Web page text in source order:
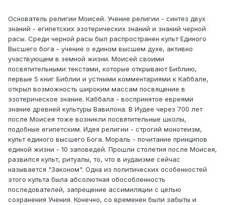
Основатель религии Моисей. Учение религии - синтез двух
знаний - египетских эзотерических знаний и знаний черной
расы. Среди черной расы был распространен культ Единого
Высшего бога - учение о едином высшем духе, активно
участвующем в земной жизни. Моисей своими
посвятительными текстами, которые открывают Библию,
первые 5 книг Библии и устными комментариями к Каббале,
открыл возможность широким массам посвящение в
эзотерическое знание. Каббала - воспринятое евреями
знание древней культуры Вавилона. В Иудее через 700 лет
после Моисея тоже возникли посвятительные школы,
подобные египетским. Идея религии - строгий монотеизм,
культ единого высшего Бога. Мораль - почитание принципов
единой жизни - 10 заповедей. Прошли столетия после Моисея,
развился культ, ритуалы, то, что в иудаизме сейчас
называется "Законом". Одна из политических особенностей
этого культа была абсолютная обособленность
последователей, запрещение ассимиляции с целью
сохранения Учения. Конечно, со временен были забыты и